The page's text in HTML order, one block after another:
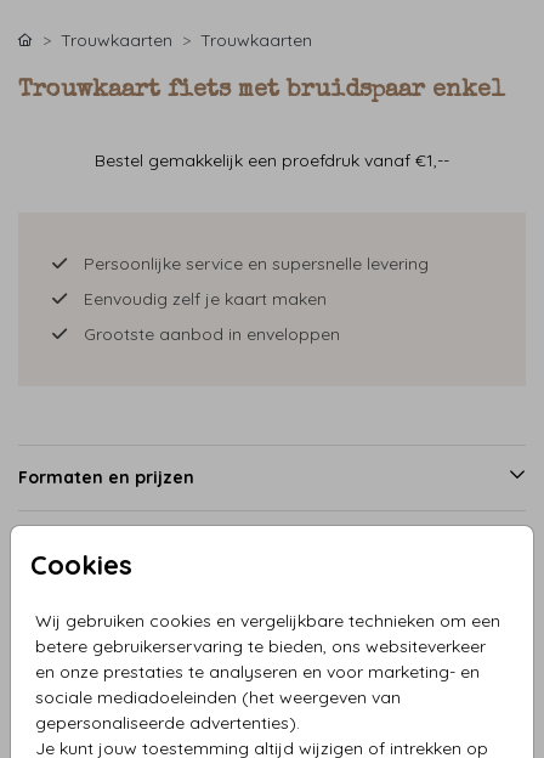
Cookies
Wij gebruiken cookies en vergelijkbare technieken om een
betere gebruikerservaring te bieden, ons websiteverkeer
en onze prestaties te analyseren en voor marketing- en
sociale mediadoeleinden (het weergeven van
gepersonaliseerde advertenties).
Je kunt jouw toestemming altijd wijzigen of intrekken op
Trouwkaarten Trouwkaarten
Trouwkaart fiets met bruidspaar enkel
Bestel gemakkelijk een proefdruk vanaf €1,--
Persoonlijke service en supersnelle levering
Eenvoudig zelf je kaart maken
Grootste aanbod in enveloppen
Formaten en prijzen
Productinformatie
Omschrijving
Trouwkaart fiets met bruidspaar enkel en hartjes in mooie
tinten.